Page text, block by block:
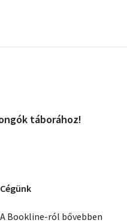
táborához!
Cégünk
A Bookline-ról bővebben